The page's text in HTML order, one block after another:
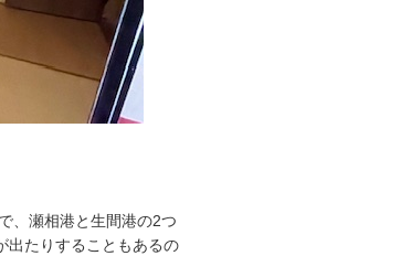
、瀬相港と生間港の2つ
出たりすることもあるの